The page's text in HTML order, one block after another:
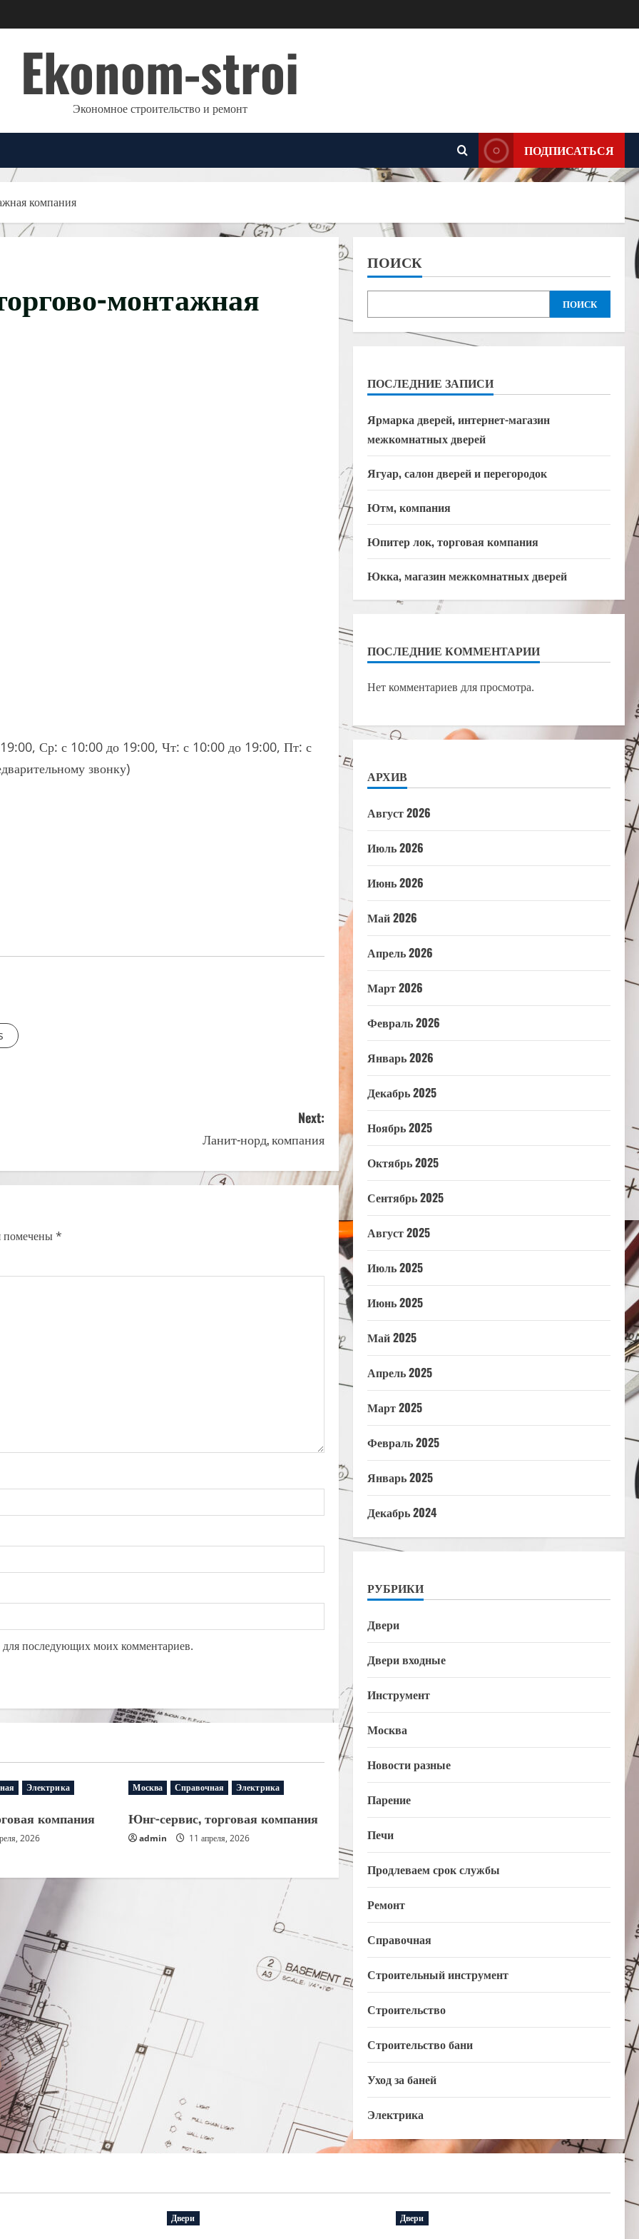
Ekonom-stroi
Экономное строительство и ремонт
ПОДПИСАТЬСЯ
компания
монтажная
Ср: с 10:00 до 19:00, Чт: с 10:00 до 19:00, Пт: с
звонку)
Next:
Ланит-норд, компания
помечены*
последующих моих комментариев.
Электрика
компания
2026
Москва Справочная Электрика
Юнг-сервис, торговая компания
admin 11 апреля, 2026
ПОИСК
ПОИСК
ПОСЛЕДНИЕ ЗАПИСИ
Ярмарка дверей, интернет-магазин
межкомнатных дверей
Ягуар, салон дверей и перегородок
Ютм, компания
Юпитер лок, торговая компания
Юкка, магазин межкомнатных дверей
ПОСЛЕДНИЕ КОММЕНТАРИИ
Нет комментариев для просмотра.
АРХИВ
Август 2026
Июль 2026
Июнь 2026
Май 2026
Апрель 2026
Март 2026
Февраль 2026
Январь 2026
Декабрь 2025
Ноябрь 2025
Октябрь 2025
Сентябрь 2025
Август 2025
Июль 2025
Июнь 2025
Май 2025
Апрель 2025
Март 2025
Февраль 2025
Январь 2025
Декабрь 2024
РУБРИКИ
Двери
Двери входные
Инструмент
Москва
Новости разные
Парение
Печи
Продлеваем срок службы
Ремонт
Справочная
Строительный инструмент
Строительство
Строительство бани
Уход за баней
Электрика
Двери Двери